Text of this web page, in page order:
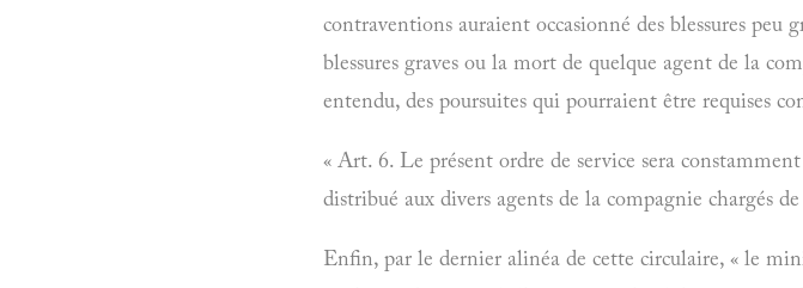
contraventions auraient occasionné des blessures peu
blessures graves ou la mort de quelque agent de la
entendu, des poursuites qui pourraient être requises
« Art. 6. Le présent ordre de service sera
distribué aux divers agents de la compagnie chargés
Enfin, par le dernier alinéa de cette circulaire, « le